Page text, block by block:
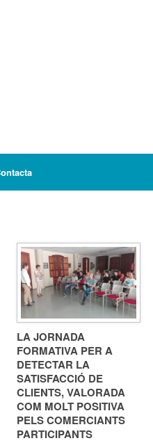
LA JORNADA
FORMATIVA PER A
DETECTAR LA
SATISFACCIÓ DE
CLIENTS, VALORADA
COM MOLT POSITIVA
PELS COMERCIANTS
PARTICIPANTS